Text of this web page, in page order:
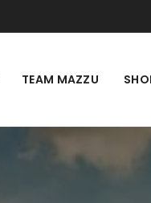
TEAM MAZZU